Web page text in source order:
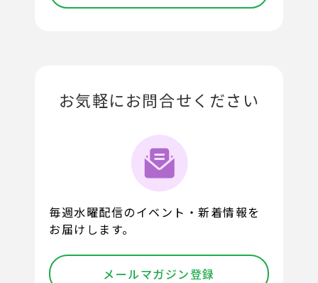
お気軽にお問合せください
毎週水曜配信のイベント・新着情報を
お届けします。
メールマガジン登録